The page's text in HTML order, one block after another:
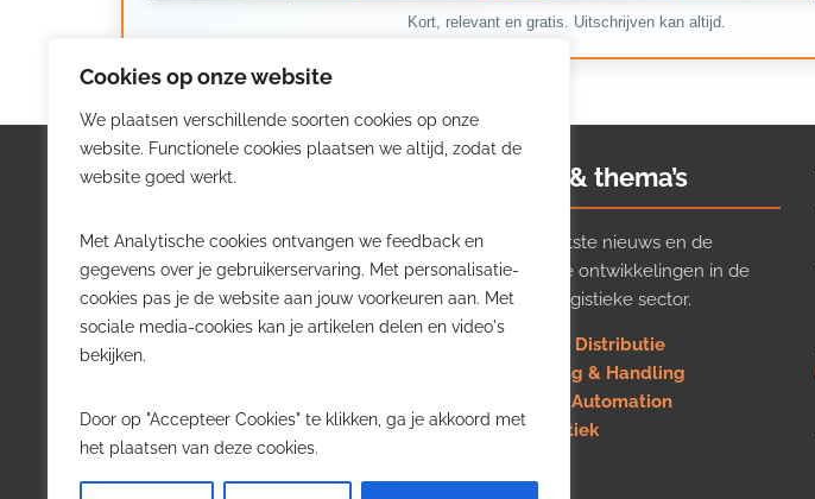
Cookies op onze website
We plaatsen verschillende soorten cookies op onze
website. Functionele cookies plaatsen we altijd, zodat de
website goed werkt.
Met Analytische cookies ontvangen we feedback en
gegevens over je gebruikerservaring. Met personalisatie-
cookies pas je de website aan jouw voorkeuren aan. Met
sociale media-cookies kan je artikelen delen en video's
bekijken.
Door op "Accepteer Cookies" te klikken, ga je akkoord met
het plaatsen van deze cookies.
Kort, relevant en gratis. Uitschrijven kan altijd.
Logistiek.be
Logistiek.be brengt dagelijks nieuws,
trends en praktijkverhalen over
transport, warehousing, supply chain
en automatisering in België.
willen volgen.
Nieuws & thema’s
Volg het laatste nieuws en de
belangrijkste ontwikkelingen in de
Belgische logistieke sector.
Transport & Distributie
Warehousing & Handling
Software & Automation
Job in logistiek